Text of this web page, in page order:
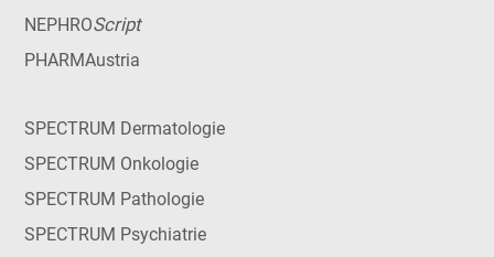
NEPHROScript
PHARMAustria
SPECTRUM Dermatologie
SPECTRUM Onkologie
SPECTRUM Pathologie
SPECTRUM Psychiatrie